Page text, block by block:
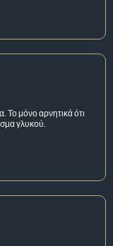
Το μόνο αρνητικά ότι
γλυκού.